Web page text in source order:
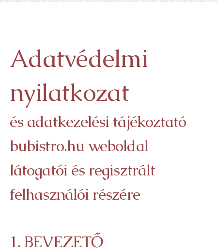
Adatvédelmi
nyilatkozat
és adatkezelési tájékoztató
bubistro.hu weboldal
látogatói és regisztrált
felhasználói részére
1. BEVEZETŐ